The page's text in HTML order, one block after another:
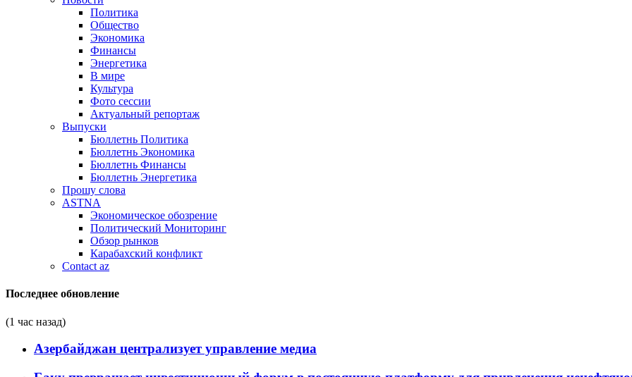
Политика
Общество
Экономика
Финансы
Энергетика
В мире
Культура
Фото сессии
Актуальный репортаж
Выпуски
Бюллетнь Политика
Бюллетнь Экономика
Бюллетнь Финансы
Бюллетнь Энергетика
Прошу слова
ASTNA
Экономическое обозрение
Политический Мониторинг
Обзор рынков
Карабахский конфликт
Contact az
Последнее обновление
(1 час назад)
Азербайджан централизует управление медиа